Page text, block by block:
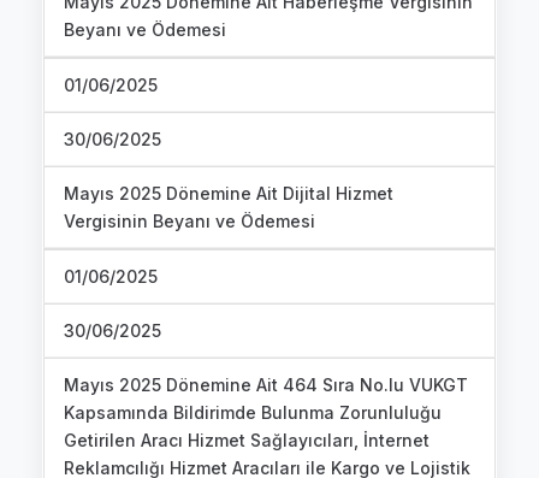
Beyanı ve Ödemesi
01/06/2025
30/06/2025
Mayıs 2025 Dönemine Ait Dijital Hizmet
Vergisinin Beyanı ve Ödemesi
01/06/2025
30/06/2025
Mayıs 2025 Dönemine Ait 464 Sıra No.lu VUKGT
Kapsamında Bildirimde Bulunma Zorunluluğu
Getirilen Aracı Hizmet Sağlayıcıları, İnternet
Reklamcılığı Hizmet Aracıları ile Kargo ve Lojistik